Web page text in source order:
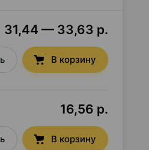
31,44 — 33,63 р.
В корзину
16,56 р.
В корзину